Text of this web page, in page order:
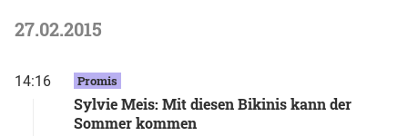
27.02.2015
14:16 Promis
Sylvie Meis: Mit diesen Bikinis kann der
Sommer kommen